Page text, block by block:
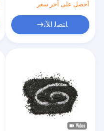
عرض الواقع الافتراضي
معلومات عنا
أحصل على آخر سعر
ﺎﺘﺼﻟ ﺍﻶﻧ